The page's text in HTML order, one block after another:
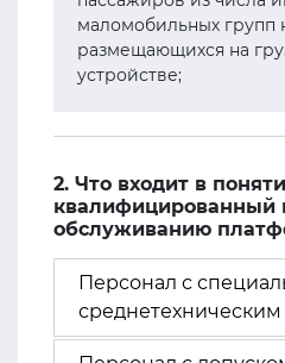
маломобильных групп
размещающихся на
устройстве;
2. Что входит в
квалифицированный
обслуживанию
Персонал с